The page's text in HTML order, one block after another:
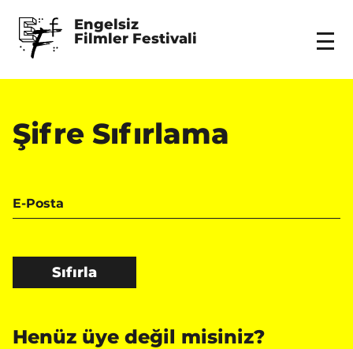
Engelsiz
Filmler Festivali
Menu
Şifre Sıfırlama
E-Posta
Sıfırla
Henüz üye değil misiniz?